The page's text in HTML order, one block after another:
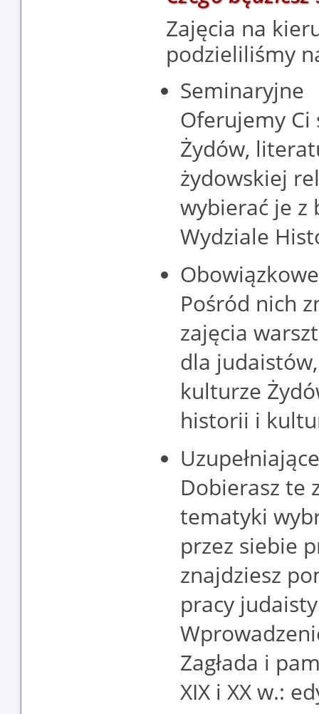
Zajęcia na
podzieliliśmy
Seminaryjne
Oferujemy
Żydów,
żydowskiej
wybierać je z
Wydziale
Obowiązkowe
Pośród nich
zajęcia
dla
kulturze
historii i
Dobierasz te
tematyki
przez siebie
znajdziesz
pracy
Zagłada i
XIX i XX w.: